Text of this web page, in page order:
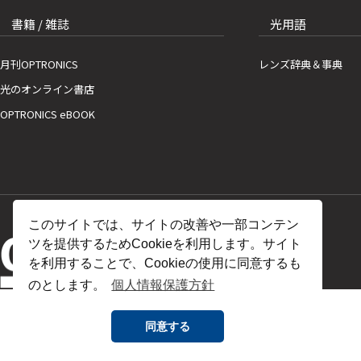
このサイトでは、サイトの改善や一部コンテン
ツを提供するためCookieを利用します。サイト
を利用することで、Cookieの使用に同意するも
のとします。
個人情報保護方針
同意する
書籍 / 雑誌
月刊OPTRONICS
光のオンライン書店
OPTRONICS eBOOK
光用語
レンズ辞典＆事典